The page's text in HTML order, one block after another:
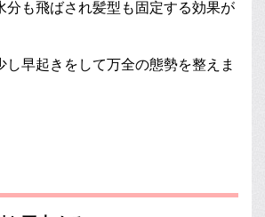
分も飛ばされ髪型も固定する効果が
し早起きをして万全の態勢を整えま